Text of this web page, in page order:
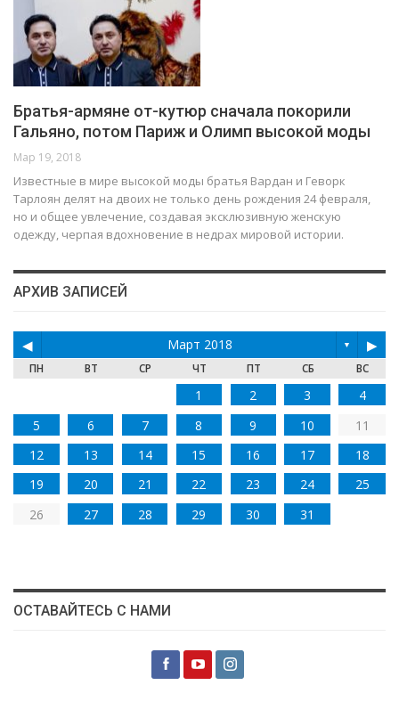
Братья-армяне от-кутюр сначала покорили
Гальяно, потом Париж и Олимп высокой моды
Мар 19, 2018
Известные в мире высокой моды братья Вардан и Геворк
Тарлоян делят на двоих не только день рождения 24 февраля,
но и общее увлечение, создавая эксклюзивную женскую
одежду, черпая вдохновение в недрах мировой истории.
АРХИВ ЗАПИСЕЙ
◀ Март 2018 ▼ ▶
ПН ВТ СР ЧТ ПТ СБ ВС
1 2 3
4
5
6 7 8 9 10
11
12
13 14 15 16 17
18
19
20 21 22 23 24
25
26
27 28 29 30 31
ОСТАВАЙТЕСЬ С НАМИ